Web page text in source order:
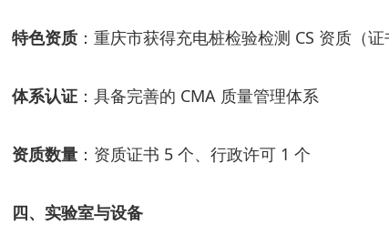
特色资质 ：重庆市获得充电桩检验检测 CS 资质（证
体系认证 ：具备完善的 CMA 质量管理体系
资质数量 ：资质证书 5 个、行政许可 1 个
四、实验室与设备